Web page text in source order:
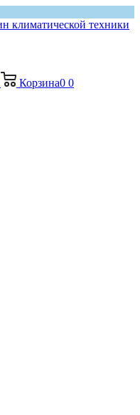
Корзина0 0